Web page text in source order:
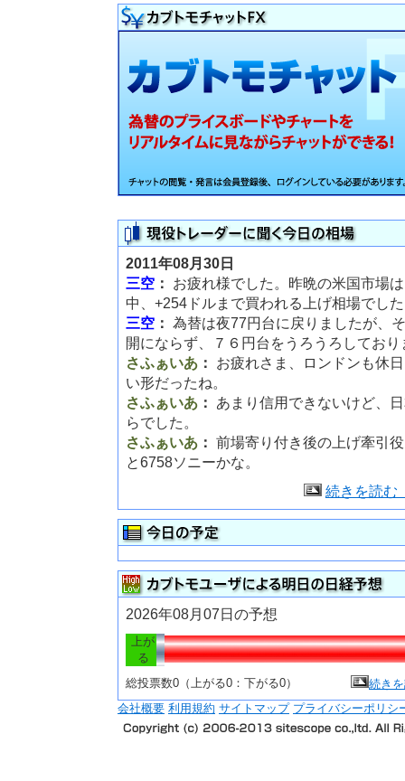
2011年08月30日
三空 ：
お疲れ様でした。昨晩の米国市場
中、+254ドルまで買われる上げ相場でし
三空 ： 為替は夜77円台に戻りましたが、
開にならず、７６円台をうろうろしており
さふぁいあ ：
お疲れさま、ロンドンも休
い形だったね。
さふぁいあ ：
あまり信用できないけど、
らでした。
さふぁいあ ： 前場寄り付き後の上げ牽引
と6758ソニーかな。
続きを読む
2026年08月07日の予想
上が
る
総投票数0（上がる0：下がる0）
続き
会社概要 利用規約 サイトマップ プライバシーポリシ